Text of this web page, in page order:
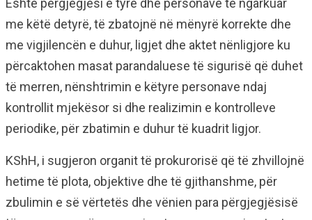
Është përgjegjësi e tyre dhe personave të ngarkuar
me këtë detyrë, të zbatojnë në mënyrë korrekte dhe
me vigjilencën e duhur, ligjet dhe aktet nënligjore ku
përcaktohen masat parandaluese të sigurisë që duhet
të merren, nënshtrimin e këtyre personave ndaj
kontrollit mjekësor si dhe realizimin e kontrolleve
periodike, për zbatimin e duhur të kuadrit ligjor.
KShH, i sugjeron organit të prokurorisë që të zhvillojnë
hetime të plota, objektive dhe të gjithanshme, për
zbulimin e së vërtetës dhe vënien para përgjegjësisë